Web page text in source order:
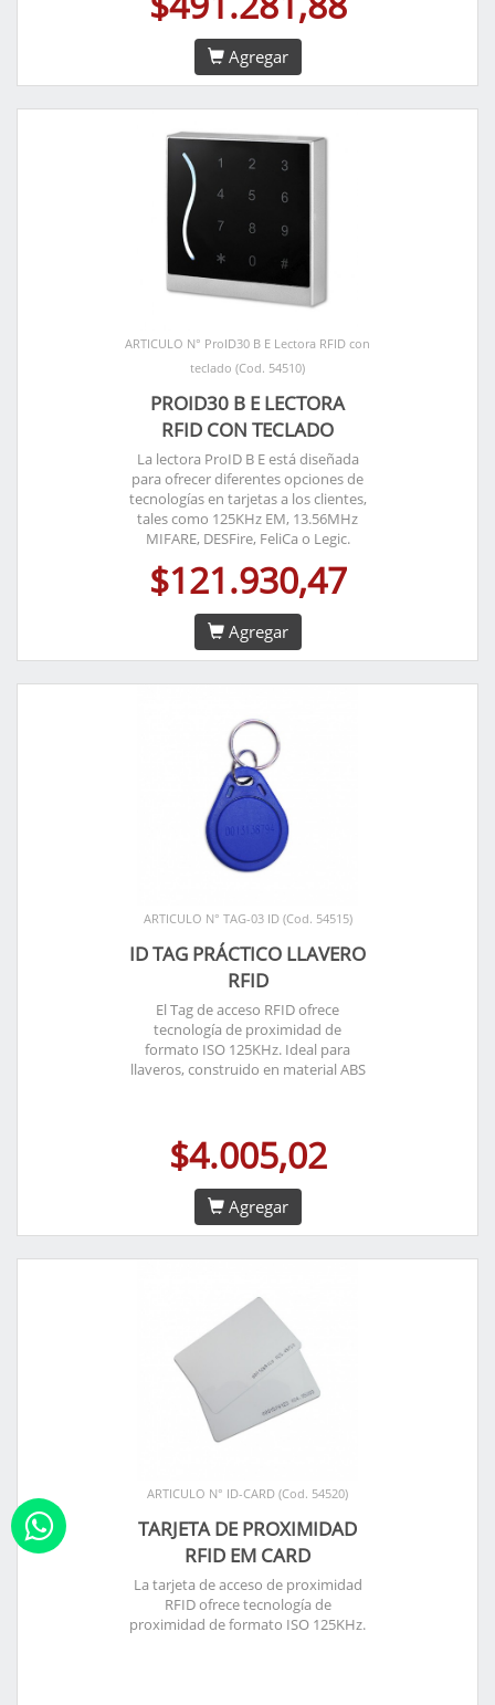
Agregar
ARTICULO N° ProID30 B E Lectora RFID con
teclado (Cod. 54510)
PROID30 B E LECTORA
RFID CON TECLADO
La lectora ProID B E está diseñada
para ofrecer diferentes opciones de
tecnologías en tarjetas a los clientes,
tales como 125KHz EM, 13.56MHz
MIFARE, DESFire, FeliCa o Legic.
$121.930,47
Agregar
ARTICULO N° TAG-03 ID (Cod. 54515)
ID TAG PRÁCTICO LLAVERO
RFID
El Tag de acceso RFID ofrece
tecnología de proximidad de
formato ISO 125KHz. Ideal para
llaveros, construido en material ABS
$4.005,02
Agregar
ARTICULO N° ID-CARD (Cod. 54520)
TARJETA DE PROXIMIDAD
RFID EM CARD
La tarjeta de acceso de proximidad
RFID ofrece tecnología de
proximidad de formato ISO 125KHz.